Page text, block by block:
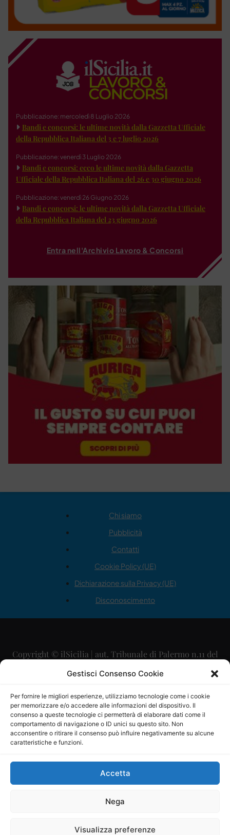
Gestisci Consenso Cookie
Per fornire le migliori esperienze, utilizziamo tecnologie come i cookie
per memorizzare e/o accedere alle informazioni del dispositivo. Il
consenso a queste tecnologie ci permetterà di elaborare dati come il
comportamento di navigazione o ID unici su questo sito. Non
acconsentire o ritirare il consenso può influire negativamente su alcune
caratteristiche e funzioni.
Accetta
Nega
Visualizza preferenze
Pubblicazione: mercoledì 8 Luglio 2026
Bandi e concorsi: le ultime novità dalla Gazzetta Ufficiale
della Repubblica Italiana del 3 e 7 luglio 2026
Pubblicazione: venerdì 3 Luglio 2026
Bandi e concorsi: ecco le ultime novità dalla Gazzetta
Ufficiale della Repubblica Italiana del 26 e 30 giugno 2026
Pubblicazione: venerdì 26 Giugno 2026
Bandi e concorsi: le ultime novità dalla Gazzetta Ufficiale
della Repubblica Italiana del 23 giugno 2026
Entra nell'Archivio Lavoro & Concorsi
Chi siamo
Pubblicità
Contatti
Cookie Policy (UE)
Dichiarazione sulla Privacy (UE)
Disconoscimento
Copyright © ilSicilia | aut. Tribunale di Palermo n.11 del
29/09/2015
Direttore Editoriale: Maurizio Scaglione
Direttore Responsabile: Maria Calabrese
P.IVA: 06334930820
Mercurio Comunicazione Società Cooperativa a r.l. è
iscritta al Registro degli Operatori di Comunicazione al